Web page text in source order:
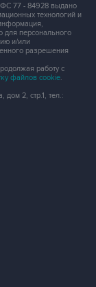
77 - 84928 выдано
технологий и
для персонального
и/или
разрешения
работу с
файлов cookie.
дом 2, стр.1, тел.: